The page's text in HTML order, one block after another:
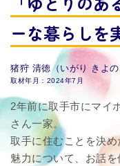
ーな暮らしを
猪狩 清徳（いがり きよ
取材年月：2024年7月
2年前に取手市にマイ
さん一家。
取手に住むことを決
魅力について、お話を